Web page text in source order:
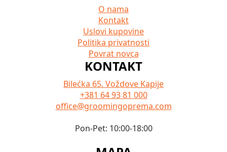
O nama
Kontakt
Uslovi kupovine
Politika privatnosti
Povrat novca
KONTAKT
Bilećka 65. Voždove Kapije
+381 64 93 81 000
office@groomingoprema.com
Pon-Pet: 10:00-18:00